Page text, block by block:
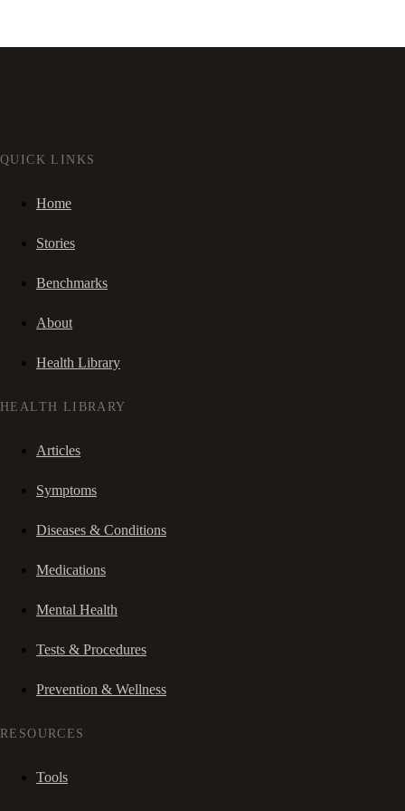
QUICK LINKS
Home
Stories
Benchmarks
About
Health Library
HEALTH LIBRARY
Articles
Symptoms
Diseases & Conditions
Medications
Mental Health
Tests & Procedures
Prevention & Wellness
RESOURCES
Tools